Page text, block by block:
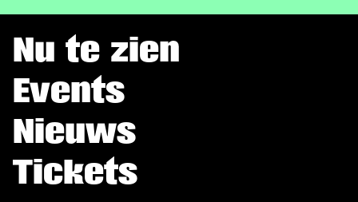
Nu te zien
Events
Nieuws
Tickets